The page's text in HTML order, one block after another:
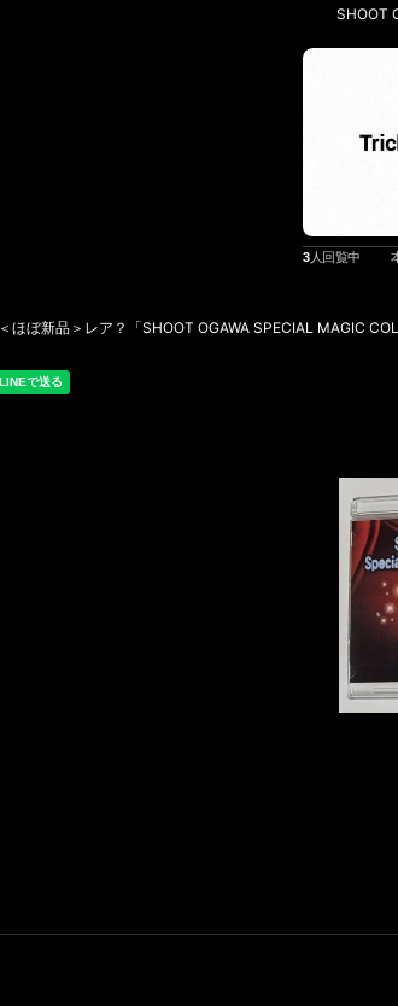
SHOOT
3人回覧中
＜ほぼ新品＞レア？「SHOOT OGAWA SPECIAL MAGIC